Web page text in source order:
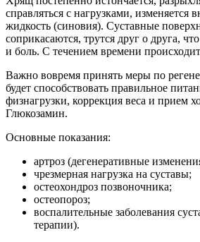
справляться с нагрузками, изменяется
жидкость (синовия). Суставные
соприкасаются, трутся друг о друга,
и боль. С течением времени
Важно вовремя принять меры по
будет способствовать правильное
физнагрузки, коррекция веса и прием
Глюкозамин.
Основные показания:
артроз (дегенеративные
чрезмерная нагрузка на суставы;
остеохондроз позвоночника;
остеопороз;
воспалительные заболевания
терапии).